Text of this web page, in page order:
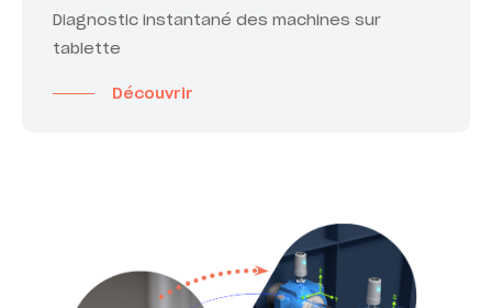
Diagnostic instantané des machines sur
tablette
Découvrir